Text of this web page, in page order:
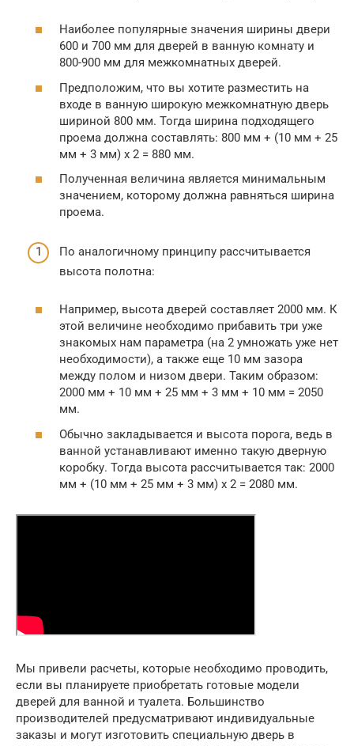
Наиболее популярные значения ширины двери
600 и 700 мм для дверей в ванную комнату и
800-900 мм для межкомнатных дверей.
Предположим, что вы хотите разместить на
входе в ванную широкую межкомнатную дверь
шириной 800 мм. Тогда ширина подходящего
проема должна составлять: 800 мм + (10 мм + 25
мм + 3 мм) х 2 = 880 мм.
Полученная величина является минимальным
значением, которому должна равняться ширина
проема.
По аналогичному принципу рассчитывается
высота полотна:
Например, высота дверей составляет 2000 мм. К
этой величине необходимо прибавить три уже
знакомых нам параметра (на 2 умножать уже нет
необходимости), а также еще 10 мм зазора
между полом и низом двери. Таким образом:
2000 мм + 10 мм + 25 мм + 3 мм + 10 мм = 2050
мм.
Обычно закладывается и высота порога, ведь в
ванной устанавливают именно такую дверную
коробку. Тогда высота рассчитывается так: 2000
мм + (10 мм + 25 мм + 3 мм) х 2 = 2080 мм.
Мы привели расчеты, которые необходимо проводить,
если вы планируете приобретать готовые модели
дверей для ванной и туалета. Большинство
производителей предусматривают индивидуальные
заказы и могут изготовить специальную дверь в